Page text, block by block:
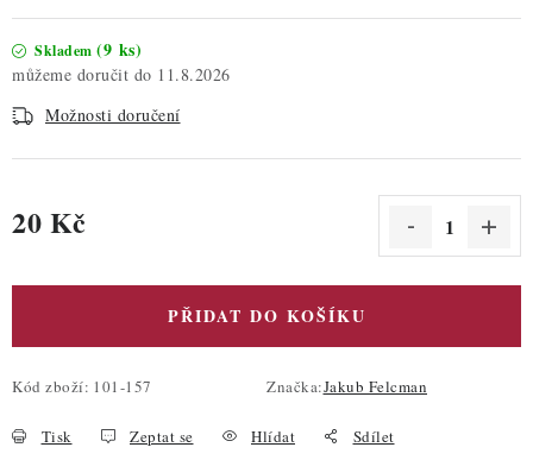
Skladem (9 ks)
11.8.2026
Možnosti doručení
20 Kč
PŘIDAT DO KOŠÍKU
Kód zboží: 101-157 Značka:Jakub Felcman
Tisk Zeptat se Hlídat Sdílet